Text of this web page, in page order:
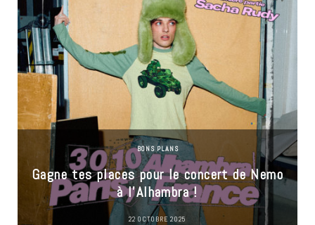
BONS PLANS
Gagne tes places pour le concert de Nemo
à l’Alhambra !
22 OCTOBRE 2025